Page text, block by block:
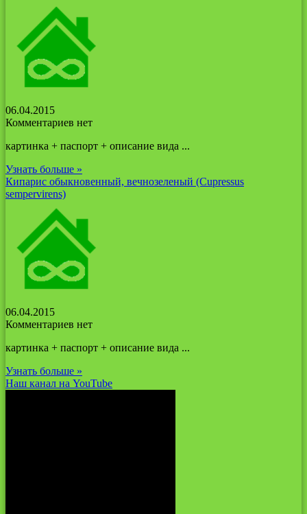
06.04.2015
Комментариев нет
картинка + паспорт + описание вида ...
Узнать больше »
Кипарис обыкновенный, вечнозеленый (Cupressus
sempervirens)
06.04.2015
Комментариев нет
картинка + паспорт + описание вида ...
Узнать больше »
Наш канал на YouTube